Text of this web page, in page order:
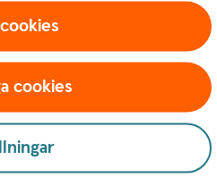
cookies
och